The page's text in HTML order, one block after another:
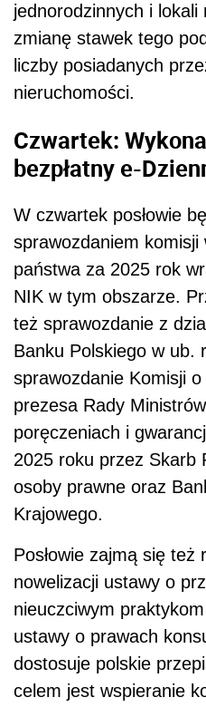
jednorodzinnych i lokali
zmianę stawek tego
liczby posiadanych
nieruchomości.
Czwartek:
bezpłatny e-
W czwartek posłowie
sprawozdaniem
państwa za 2025 rok
NIK w tym obszarze.
też sprawozdanie z
Banku Polskiego w ub.
sprawozdanie Komisji
prezesa Rady
poręczeniach i
2025 roku przez Skarb
osoby prawne oraz
Krajowego.
Posłowie zajmą się
nowelizacji ustawy o
nieuczciwym
ustawy o prawach
dostosuje polskie
celem jest wspieranie